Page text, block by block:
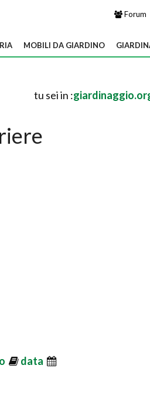
Forum
MOBILI DA GIARDINO
tu sei in :
data